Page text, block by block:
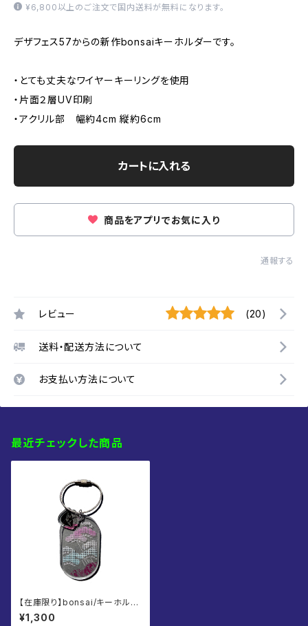
¥6,800以上のご注文で国内送料が無料になります。
デザフェス57からの新作bonsaiキーホルダーです。
・とても丈夫なワイヤーキーリングを使用
・片面２層UV印刷
・アクリル部 幅約4cm 縦約6cm
カートに入れる
商品をアプリでお気に入り
通報する
レビュー (20)
送料・配送方法について
お支払い方法について
最近チェックした商品
【在庫限り】bonsai/キーホルダ
ー
¥1,300